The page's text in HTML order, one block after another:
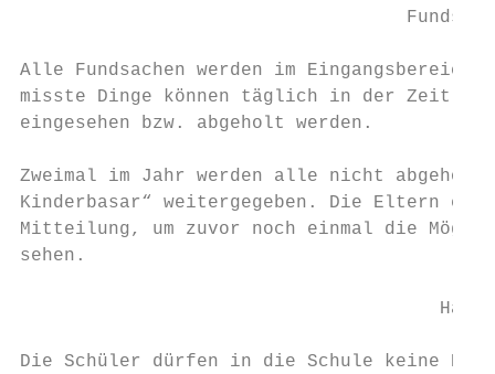
Alle Fundsachen werden im
misste Dinge können täglich in der Zeit
eingesehen bzw. abgeholt werden.
Zweimal im Jahr werden alle nicht
Kinderbasar“ weitergegeben. Die Eltern
Mitteilung, um zuvor noch einmal die
sehen.
Die Schüler dürfen in die Schule keine